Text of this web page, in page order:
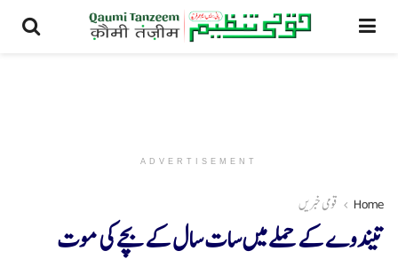
ADVERTISEMENT
Home قومی خبریں
تیندوے کے حملے میں سات سال کے بچے کی موت